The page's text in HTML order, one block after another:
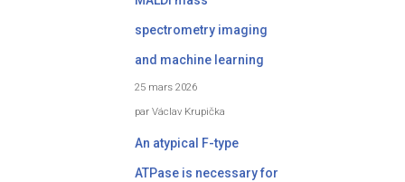
spectrometry imaging
and machine learning
25 mars 2026
par Václav Krupička
An atypical F-type
ATPase is necessary for